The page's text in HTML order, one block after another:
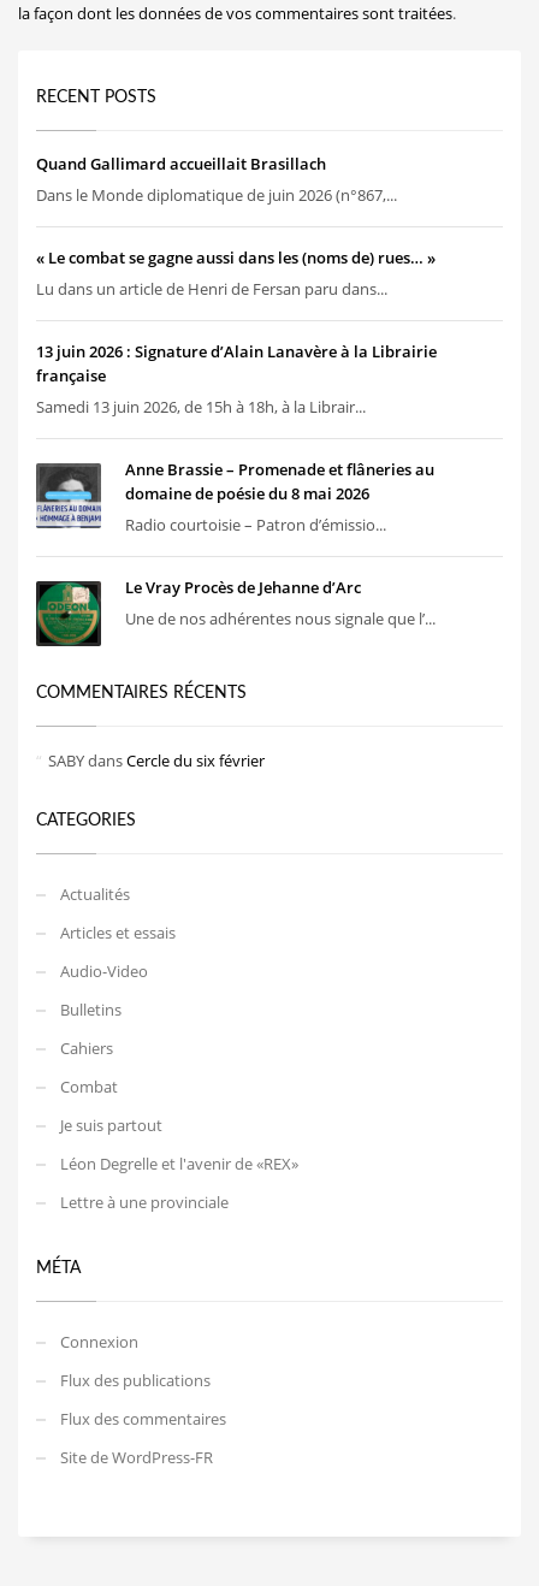
la façon dont les données de vos commentaires sont traitées.
RECENT POSTS
Quand Gallimard accueillait Brasillach
Dans le Monde diplomatique de juin 2026 (n°867,...
« Le combat se gagne aussi dans les (noms de) rues… »
Lu dans un article de Henri de Fersan paru dans...
13 juin 2026 : Signature d’Alain Lanavère à la Librairie
française
Samedi 13 juin 2026, de 15h à 18h, à la Librair...
Anne Brassie – Promenade et flâneries au
domaine de poésie du 8 mai 2026
Radio courtoisie – Patron d’émissio...
Le Vray Procès de Jehanne d’Arc
Une de nos adhérentes nous signale que l’...
COMMENTAIRES RÉCENTS
SABYdansCercle du six février
CATEGORIES
Actualités
Articles et essais
Audio-Video
Bulletins
Cahiers
Combat
Je suis partout
Léon Degrelle et l'avenir de «REX»
Lettre à une provinciale
MÉTA
Connexion
Flux des publications
Flux des commentaires
Site de WordPress-FR